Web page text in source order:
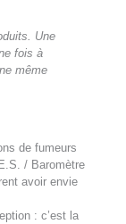
Une
fois à
même
de fumeurs
/ Baromètre
avoir envie
: c’est la